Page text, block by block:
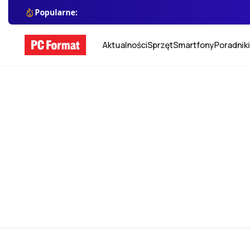
Popularne:
AktualnościSprzętSmartfonyPoradniki